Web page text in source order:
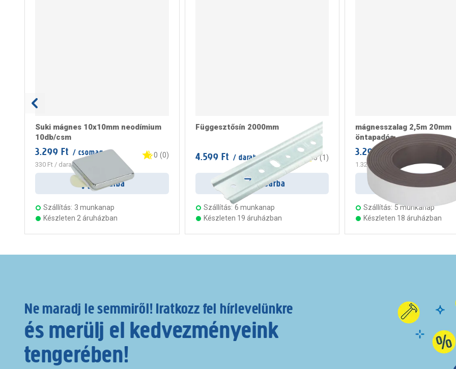
Suki mágnes 10x10mm neodímium
10db/csm
3.299 Ft / csomag
330 Ft / darab
0 (0)
Kosárba
Szállítás: 3 munkanap
Készleten 2 áruházban
Függesztősín 2000mm
4.599 Ft / darab 5 (1 )
Kosárba
Szállítás: 6 munkanap
Készleten 19 áruházban
mágnesszalag 2,5m 20mm
öntapadós
3.299 Ft / darab
1.320 Ft
Kosárba
Szállítás: 5 munkanap
Készleten 18 áruházban
Ne maradj le semmiről! Iratkozz fel hírlevelünkre
és merülj el kedvezményeink
tengerében!